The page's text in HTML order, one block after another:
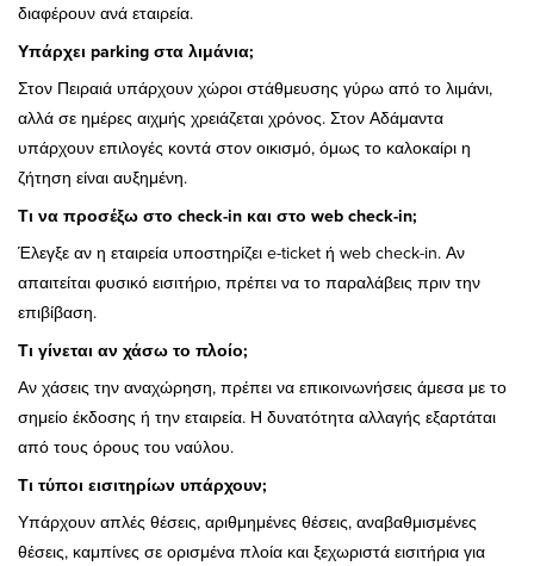
διαφέρουν ανά εταιρεία.
Υπάρχει parking στα λιμάνια;
Στον Πειραιά υπάρχουν χώροι στάθμευσης γύρω από το λιμάνι,
αλλά σε ημέρες αιχμής χρειάζεται χρόνος. Στον Αδάμαντα
υπάρχουν επιλογές κοντά στον οικισμό, όμως το καλοκαίρι η
ζήτηση είναι αυξημένη.
Τι να προσέξω στο check-in και στο web check-in;
Έλεγξε αν η εταιρεία υποστηρίζει e-ticket ή web check-in. Αν
απαιτείται φυσικό εισιτήριο, πρέπει να το παραλάβεις πριν την
επιβίβαση.
Τι γίνεται αν χάσω το πλοίο;
Αν χάσεις την αναχώρηση, πρέπει να επικοινωνήσεις άμεσα με το
σημείο έκδοσης ή την εταιρεία. Η δυνατότητα αλλαγής εξαρτάται
από τους όρους του ναύλου.
Τι τύποι εισιτηρίων υπάρχουν;
Υπάρχουν απλές θέσεις, αριθμημένες θέσεις, αναβαθμισμένες
θέσεις, καμπίνες σε ορισμένα πλοία και ξεχωριστά εισιτήρια για